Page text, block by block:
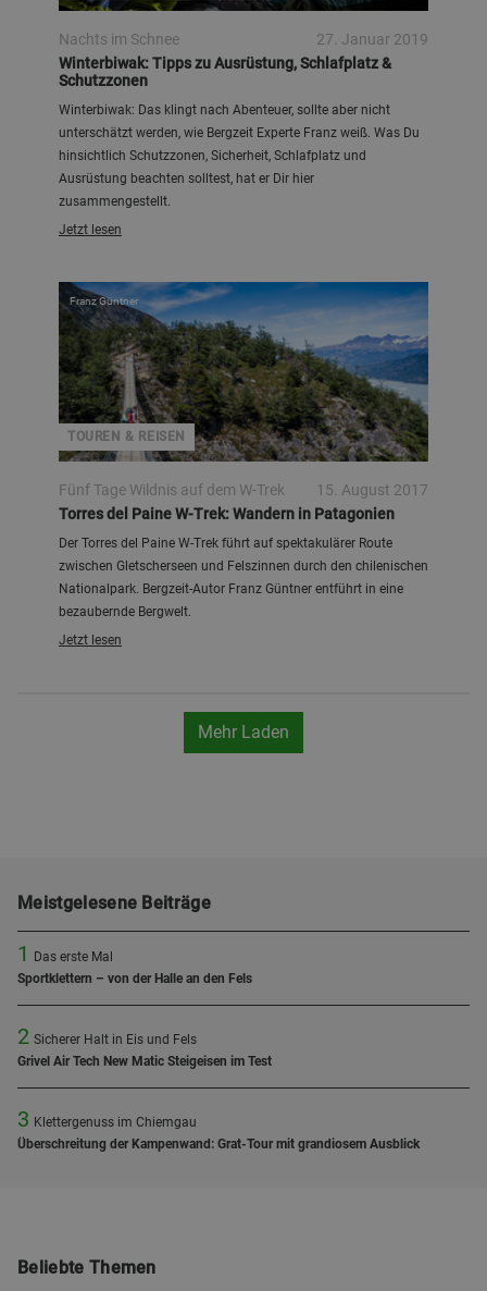
Nachts im Schnee
27. Januar 2019
Winterbiwak: Tipps zu Ausrüstung, Schlafplatz &
Schutzzonen
Winterbiwak: Das klingt nach Abenteuer, sollte aber nicht
unterschätzt werden, wie Bergzeit Experte Franz weiß. Was Du
hinsichtlich Schutzzonen, Sicherheit, Schlafplatz und
Ausrüstung beachten solltest, hat er Dir hier
zusammengestellt.
Jetzt lesen
TOUREN & REISEN
Franz Güntner
Fünf Tage Wildnis auf dem W-Trek
15. August 2017
Torres del Paine W-Trek: Wandern in Patagonien
Der Torres del Paine W-Trek führt auf spektakulärer Route
zwischen Gletscherseen und Felszinnen durch den chilenischen
Nationalpark. Bergzeit-Autor Franz Güntner entführt in eine
bezaubernde Bergwelt.
Jetzt lesen
Mehr Laden
Meistgelesene Beiträge
1
Das erste Mal
Sportklettern – von der Halle an den Fels
2 Sicherer Halt in Eis und Fels
Grivel Air Tech New Matic Steigeisen im Test
3 Klettergenuss im Chiemgau
Überschreitung der Kampenwand: Grat-Tour mit grandiosem Ausblick
Beliebte Themen